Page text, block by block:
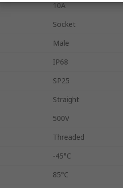
10A
Socket
Male
IP68
SP25
Straight
500V
Threaded
-45°C
85°C